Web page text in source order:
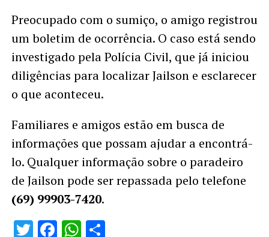
Preocupado com o sumiço, o amigo registrou
um boletim de ocorrência. O caso está sendo
investigado pela Polícia Civil, que já iniciou
diligências para localizar Jailson e esclarecer
o que aconteceu.
Familiares e amigos estão em busca de
informações que possam ajudar a encontrá-
lo. Qualquer informação sobre o paradeiro
de Jailson pode ser repassada pelo telefone
(69) 99903-7420.
Twitter
Facebook
WhatsApp
Share